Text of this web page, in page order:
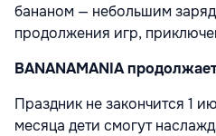
бананом — небольшим
продолжения игр,
BANANAMANIA
Праздник не закончится 1
месяца дети смогут